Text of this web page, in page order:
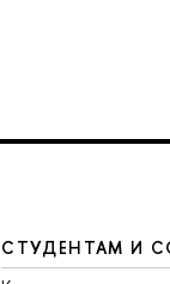
СТУДЕНТАМ И